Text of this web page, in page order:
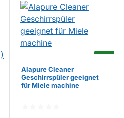
Alapure Cleaner
Geschirrspüler geeignet
für Miele machine